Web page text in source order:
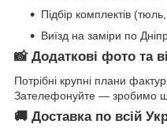
Підбір комплектів
Виїзд на заміри по
📸 Додаткові фото та
Потрібні крупні плани
Зателефонуйте — зробимо
🚚 Доставка по всій